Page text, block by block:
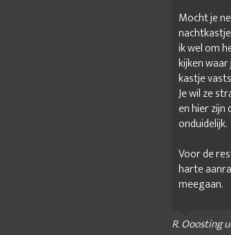
Mocht je
ik wel om
kijken
kastje
Je wil ze
en hier
onduidelijk.
Voor de
harte
meegaan.
R. Ooosting